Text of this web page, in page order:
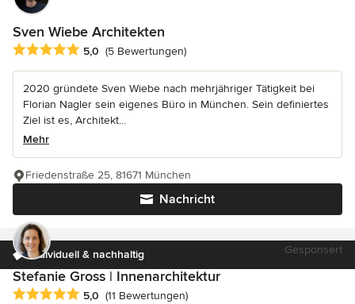
Sven Wiebe Architekten
Durchschnittliche Bewertung: 5 von 5 Sternen
5,0 (5 Bewertungen)
2020 gründete Sven Wiebe nach mehrjähriger Tätigkeit bei
Florian Nagler sein eigenes Büro in München. Sein definiertes
Ziel ist es, Architekt...
Mehr
Nachricht
Friedenstraße 25, 81671 München
individuell & nachhaltig Gesponsert
Stefanie Gross | Innenarchitektur
Durchschnittliche Bewertung: 5 von 5 Sternen
5,0 (11 Bewertungen)